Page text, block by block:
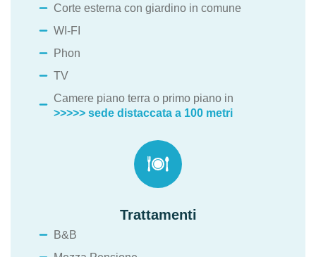
Corte esterna con giardino in comune
WI-FI
Phon
TV
Camere piano terra o primo piano in
>>>>> sede distaccata a 100 metri
Trattamenti
B&B